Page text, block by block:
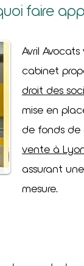
faire
Avril
cabinet
droit des
mise en
de fonds de
vente à
assurant
mesure.